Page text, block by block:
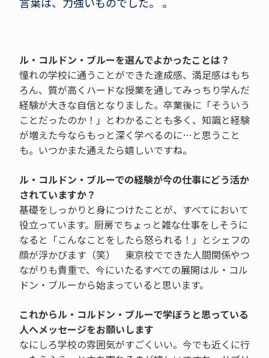
ル・コルドン・ブルーを選んでよかったことは？
憧れの学校に通うことができた達成感、満足感はもち
ろん、質が高くハードな授業を通してみっちり学んだ
経験が大きな自信となりました。卒業後に「そういう
ことだったのか！」とわかることも多く、知識と経験
が増えた今ならもっと深く学べるのに…と思うこと
も。いつかまた通えたら嬉しいですね。
ル・コルドン・ブルーでの経験が今の仕事にどう活か
されていますか？
基礎をしっかりと身につけたことが、すべてにおいて
役立っています。厨房でちょっと雑な仕事をしそうに
なると「こんなことをしたら怒られる！」とシェフの
顔が浮かびます（笑） 東京校でできた人間関係やつ
ながりも貴重で、今にいたるすべての展開はル・コル
ドン・ブルーから始まっていると思います。
これからル・コルドン・ブルーで学ぼうと思っている
人へメッセージをお願いします
なにしろ学校の雰囲気がすごくいい。今でも近くに行